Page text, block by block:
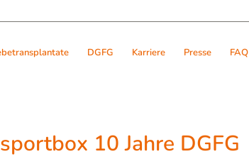
DGFG Karriere Presse FAQ
10 Jahre DGFG